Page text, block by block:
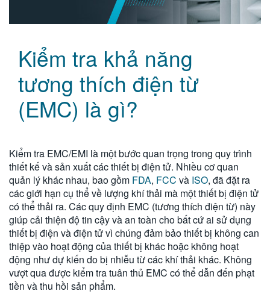
简体中文
日本語
한국어
Kiểm tra khả năng
tương thích điện từ
(EMC) là gì?
Kiểm tra EMC/EMI là một bước quan trọng trong quy trình
thiết kế và sản xuất các thiết bị điện tử. Nhiều cơ quan
quản lý khác nhau, bao gồm FDA, FCC và ISO, đã đặt ra
các giới hạn cụ thể về lượng khí thải mà một thiết bị điện tử
có thể thải ra. Các quy định EMC (tương thích điện từ) này
giúp cải thiện độ tin cậy và an toàn cho bất cứ ai sử dụng
thiết bị điện và điện tử vì chúng đảm bảo thiết bị không can
thiệp vào hoạt động của thiết bị khác hoặc không hoạt
động như dự kiến do bị nhiễu từ các khí thải khác. Không
vượt qua được kiểm tra tuân thủ EMC có thể dẫn đến phạt
tiền và thu hồi sản phẩm.